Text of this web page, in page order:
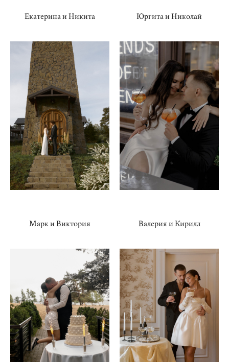
Екатерина и Никита Юргита и Николай
Марк и Виктория Валерия и Кирилл